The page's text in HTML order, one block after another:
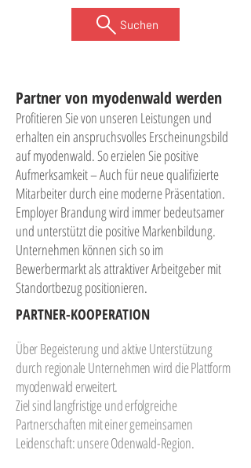
Suchen
Partner von myodenwald werden
Profitieren Sie von unseren Leistungen und
erhalten ein anspruchsvolles Erscheinungsbild
auf myodenwald. So erzielen Sie positive
Aufmerksamkeit – Auch für neue qualifizierte
Mitarbeiter durch eine moderne Präsentation.
Employer Brandung wird immer bedeutsamer
und unterstützt die positive Markenbildung.
Unternehmen können sich so im
Bewerbermarkt als attraktiver Arbeitgeber mit
Standortbezug positionieren.
PARTNER-KOOPERATION
Über Begeisterung und aktive Unterstützung
durch regionale Unternehmen wird die Plattform
myodenwald erweitert.
Ziel sind langfristige und erfolgreiche
Partnerschaften mit einer gemeinsamen
Leidenschaft: unsere Odenwald-Region.